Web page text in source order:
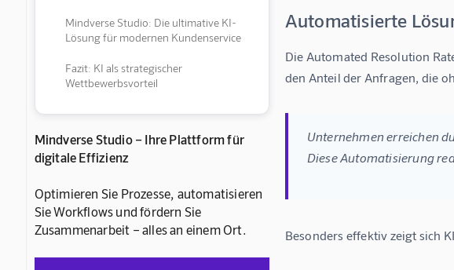
Mindverse Studio: Die ultimative KI-
Lösung für modernen Kundenservice
Fazit: KI als strategischer
Wettbewerbsvorteil
Mindverse Studio – Ihre Plattform für
digitale Effizienz
Optimieren Sie Prozesse, automatisieren
Sie Workflows und fördern Sie
Zusammenarbeit – alles an einem Ort.
Automatisierte
Die Automated Resolution
den Anteil der Anfragen, die
Unternehmen erreichen
Diese Automatisierung
Besonders effektiv zeigt sich